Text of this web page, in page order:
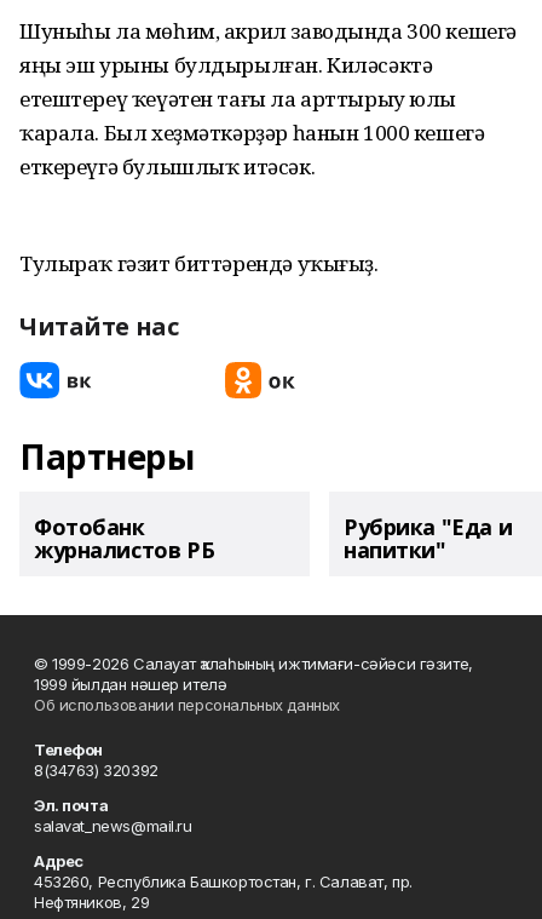
Шуныһы ла мөһим, акрил заводында 300 кешегә
яңы эш урыны булдырылған. Киләсәктә
етештереү ҡеүәтен тағы ла арттырыу юлы
ҡарала. Был хеҙмәткәрҙәр һанын 1000 кешегә
еткереүгә булышлыҡ итәсәк.
Тулыраҡ гәзит биттәрендә уҡығыҙ.
Читайте нас
Партнеры
Фотобанк
журналистов РБ
Рубрика "Еда и
напитки"
© 1999-2026 Салауат ҡалаһының ижтимағи-сәйәси гәзите,
1999 йылдан нәшер ителә
Об использовании персональных данных
Телефон
8(34763) 320392
Эл. почта
salavat_news@mail.ru
Адрес
453260, Республика Башкортостан, г. Салават, пр.
Нефтяников, 29